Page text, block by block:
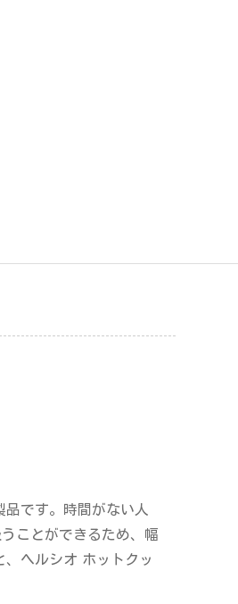
です。時間がない人
ことができるため、幅
ヘルシオ ホットクッ